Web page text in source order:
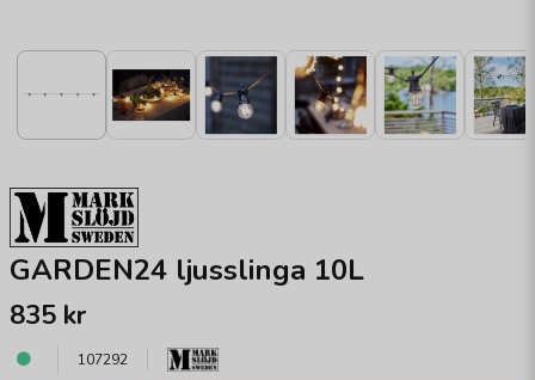
GARDEN24 ljusslinga 10L
835 kr
107292